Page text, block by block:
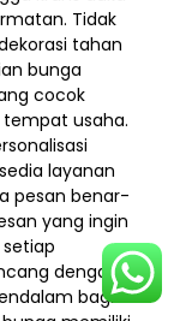
Tidak
tahan
bunga
cocok
usaha.
layanan
pesan benar-
yang ingin
dengan
bagi